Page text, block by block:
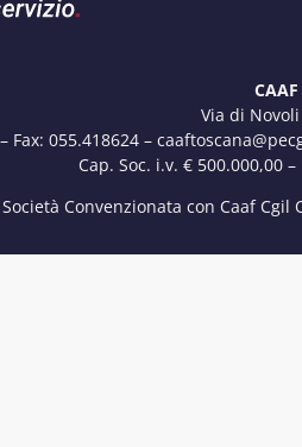
Via di
Fax: 055.418624 –
Cap. Soc. i.v. € 500.000,00
Società Convenzionata con Caaf Cgil